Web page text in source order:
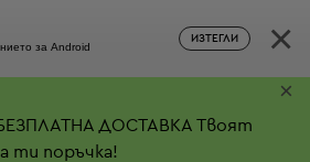
за Android
ИЗТЕГЛИ ×
ДОСТАВКА Твоят
ти поръчка!
×